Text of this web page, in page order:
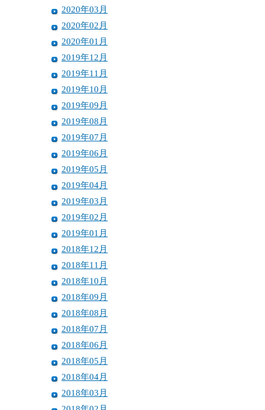
2020年03月
2020年02月
2020年01月
2019年12月
2019年11月
2019年10月
2019年09月
2019年08月
2019年07月
2019年06月
2019年05月
2019年04月
2019年03月
2019年02月
2019年01月
2018年12月
2018年11月
2018年10月
2018年09月
2018年08月
2018年07月
2018年06月
2018年05月
2018年04月
2018年03月